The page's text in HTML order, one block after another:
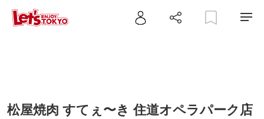
松屋焼肉 すてぇ〜き 住道オペラパーク店